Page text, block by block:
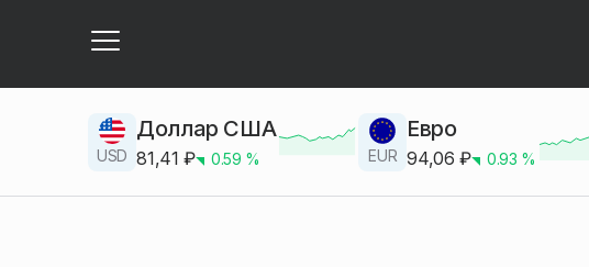
USD
Доллар США
81,41 ₽ 0.59 % EUR
Евро
94,06 ₽ 0.93 %